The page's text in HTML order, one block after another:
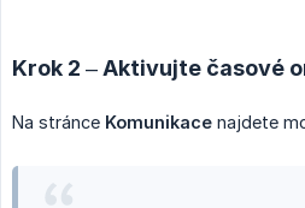
Krok 2 – Aktivujte časové
Na stránce Komunikace najdete